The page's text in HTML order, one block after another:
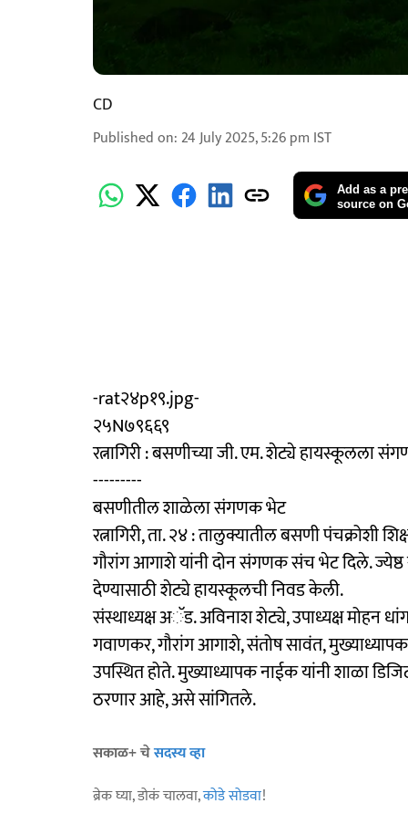
CD
Published on: 24 July 2025, 5:26 pm IST
Add as a
source on
-rat२४p१९.jpg-
२५N७९६६९
रत्नागिरी : बसणीच्या जी. एम. शेट्ये हायस्कूलला
---------
बसणीतील शाळेला संगणक भेट
रत्नागिरी, ता. २४ : तालुक्यातील बसणी
गौरांग आगाशे यांनी दोन संगणक संच भेट दिले.
देण्यासाठी शेट्ये हायस्कूलची निवड केली.
संस्थाध्यक्ष अॅड. अविनाश शेट्ये, उपाध्यक्ष मोहन
गवाणकर, गौरांग आगाशे, संतोष सावंत, मुख्याध्यापक
उपस्थित होते. मुख्याध्यापक नाईक यांनी शाळा
ठरणार आहे, असे सांगितले.
सकाळ+ चेसदस्य व्हा
ब्रेक घ्या, डोकं चालवा,कोडे सोडवा!